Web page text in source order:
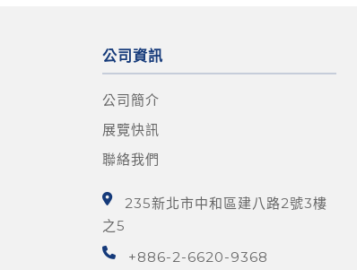
公司資訊
公司簡介
展覽快訊
聯絡我們
235新北市中和區建八路2號3樓
之5
+886-2-6620-9368